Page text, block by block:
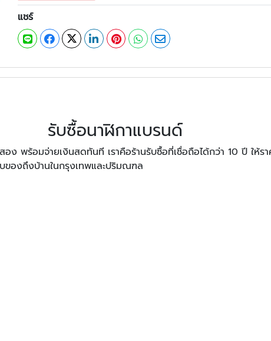
แชร์
รับซื้อนาฬิกาแบรนด์
พร้อมจ่ายเงินสดทันที เราคือร้านรับซื้อที่เชื่อถือได้กว่า 10 ปี ให้ร
ของถึงบ้านในกรุงเทพและปริมณฑล